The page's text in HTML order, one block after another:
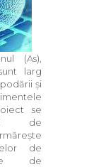
(As),
larg
și
se
de
de
de